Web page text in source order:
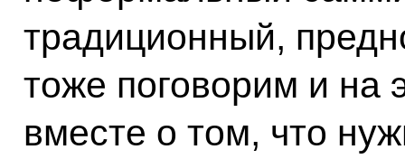
традиционный,
тоже поговорим и на
вместе о том, что